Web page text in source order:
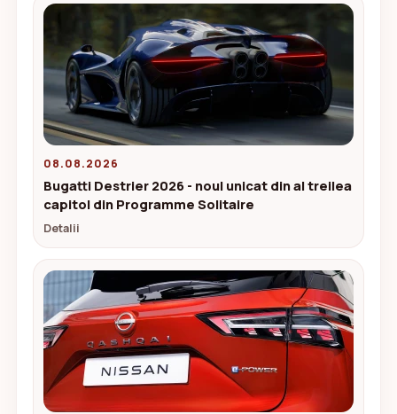
08.08.2026
Bugatti Destrier 2026 - noul unicat din al treilea
capitol din Programme Solitaire
Detalii